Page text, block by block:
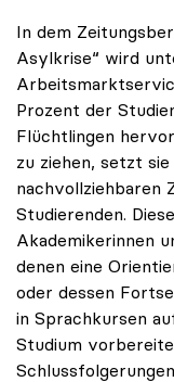
In dem
Asylkrise“ wird
Prozent der
Flüchtlingen
zu ziehen, setzt
nachvollziehbaren
Studierenden.
Akademikerinnen
denen eine
oder dessen
in Sprachkursen
Studium